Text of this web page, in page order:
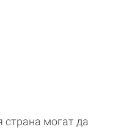
страна могат да